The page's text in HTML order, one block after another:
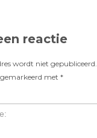
reactie
wordt niet gepubliceerd.
met *